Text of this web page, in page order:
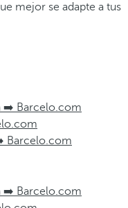
mejor se adapte a tus
➡️ Barcelo.com
Barcelo.com
➡️ Barcelo.com